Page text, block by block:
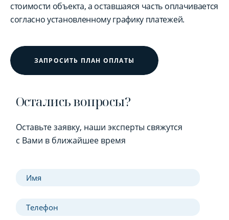
стоимости объекта, а оставшаяся часть оплачивается
согласно установленному графику платежей.
ЗАПРОСИТЬ ПЛАН ОПЛАТЫ
Остались вопросы?
Оставьте заявку, наши эксперты свяжутся
с Вами в ближайшее время